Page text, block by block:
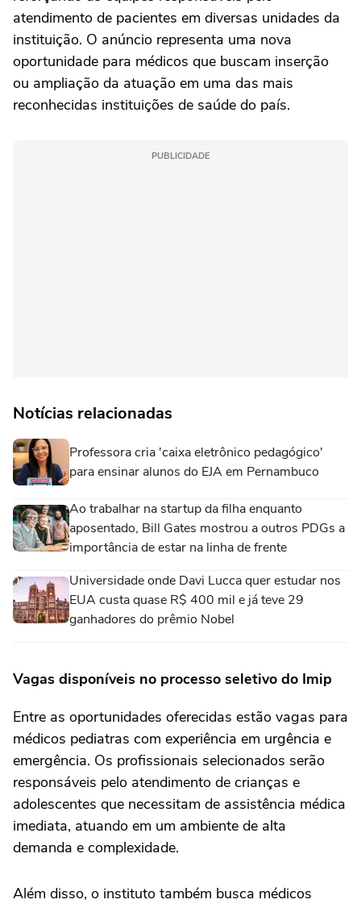
atendimento de pacientes em diversas unidades da
instituição. O anúncio representa uma nova
oportunidade para médicos que buscam inserção
ou ampliação da atuação em uma das mais
reconhecidas instituições de saúde do país.
PUBLICIDADE
Notícias relacionadas
Professora cria 'caixa eletrônico pedagógico'
para ensinar alunos do EJA em Pernambuco
Ao trabalhar na startup da filha enquanto
aposentado, Bill Gates mostrou a outros PDGs a
importância de estar na linha de frente
Universidade onde Davi Lucca quer estudar nos
EUA custa quase R$ 400 mil e já teve 29
ganhadores do prêmio Nobel
Vagas disponíveis no processo seletivo do Imip
Entre as oportunidades oferecidas estão vagas para
médicos pediatras com experiência em urgência e
emergência. Os profissionais selecionados serão
responsáveis pelo atendimento de crianças e
adolescentes que necessitam de assistência médica
imediata, atuando em um ambiente de alta
demanda e complexidade.
Além disso, o instituto também busca médicos